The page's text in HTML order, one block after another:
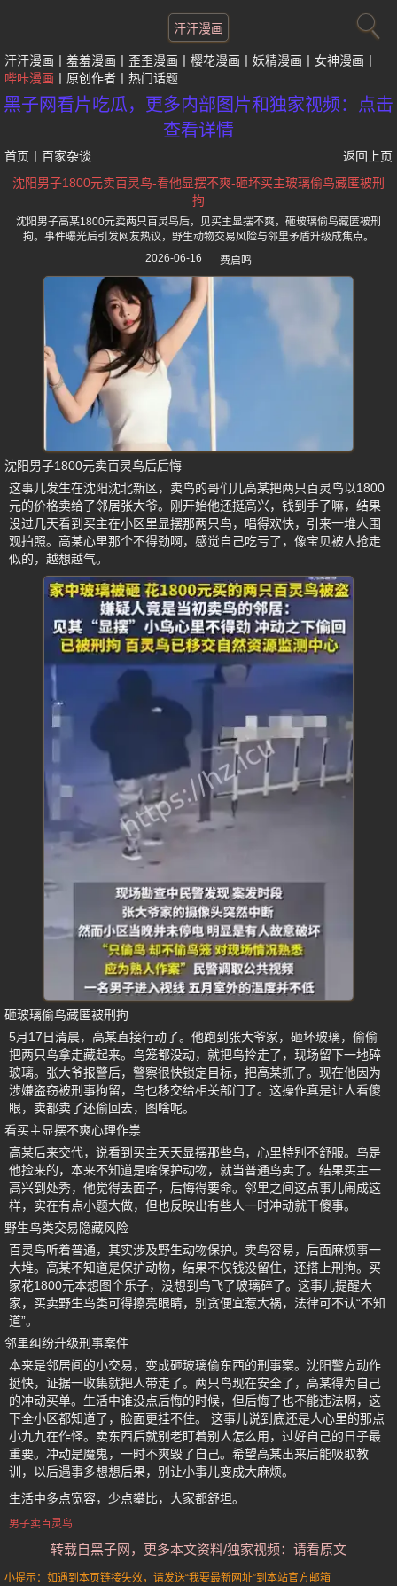
汗汗漫画
汗汗漫画 羞羞漫画 歪歪漫画 樱花漫画 妖精漫画
女神漫画
哔咔漫画
原创作者 热门话题
黑子网看片吃瓜，更多内部图片和独家视频：点击
查看详情
首页 百家杂谈
返回上页
沈阳男子1800元卖百灵鸟-看他显摆不爽-砸坏买主玻璃偷鸟藏匿被刑
拘
沈阳男子高某1800元卖两只百灵鸟后，见买主显摆不爽，砸玻璃偷鸟藏匿被刑
拘。事件曝光后引发网友热议，野生动物交易风险与邻里矛盾升级成焦点。
2026-06-16
费启鸣
沈阳男子1800元卖百灵鸟后后悔
这事儿发生在沈阳沈北新区，卖鸟的哥们儿高某把两只百灵鸟以1800
元的价格卖给了邻居张大爷。刚开始他还挺高兴，钱到手了嘛，结果
没过几天看到买主在小区里显摆那两只鸟，唱得欢快，引来一堆人围
观拍照。高某心里那个不得劲啊，感觉自己吃亏了，像宝贝被人抢走
似的，越想越气。
砸玻璃偷鸟藏匿被刑拘
5月17日清晨，高某直接行动了。他跑到张大爷家，砸坏玻璃，偷偷
把两只鸟拿走藏起来。鸟笼都没动，就把鸟拎走了，现场留下一地碎
玻璃。张大爷报警后，警察很快锁定目标，把高某抓了。现在他因为
涉嫌盗窃被刑事拘留，鸟也移交给相关部门了。这操作真是让人看傻
眼，卖都卖了还偷回去，图啥呢。
看买主显摆不爽心理作祟
高某后来交代，说看到买主天天显摆那些鸟，心里特别不舒服。鸟是
他捡来的，本来不知道是啥保护动物，就当普通鸟卖了。结果买主一
高兴到处秀，他觉得丢面子，后悔得要命。邻里之间这点事儿闹成这
样，实在有点小题大做，但也反映出有些人一时冲动就干傻事。
野生鸟类交易隐藏风险
百灵鸟听着普通，其实涉及野生动物保护。卖鸟容易，后面麻烦事一
大堆。高某不知道是保护动物，结果不仅钱没留住，还搭上刑拘。买
家花1800元本想图个乐子，没想到鸟飞了玻璃碎了。这事儿提醒大
家，买卖野生鸟类可得擦亮眼睛，别贪便宜惹大祸，法律可不认“不知
道”。
邻里纠纷升级刑事案件
本来是邻居间的小交易，变成砸玻璃偷东西的刑事案。沈阳警方动作
挺快，证据一收集就把人带走了。两只鸟现在安全了，高某得为自己
的冲动买单。生活中谁没点后悔的时候，但后悔了也不能违法啊，这
下全小区都知道了，脸面更挂不住。 这事儿说到底还是人心里的那点
小九九在作怪。卖东西后就别老盯着别人怎么用，过好自己的日子最
重要。冲动是魔鬼，一时不爽毁了自己。希望高某出来后能吸取教
训，以后遇事多想想后果，别让小事儿变成大麻烦。
生活中多点宽容，少点攀比，大家都舒坦。
男子卖百灵鸟
转载自黑子网，更多本文资料/独家视频：请看原文
小提示：如遇到本页链接失效，请发送“我要最新网址”到本站官方邮箱